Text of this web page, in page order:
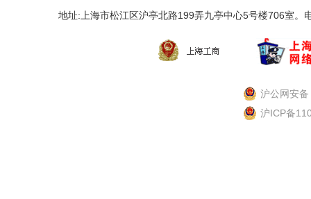
地址:上海市松江区沪亭北路199弄九亭中心5号楼706室
沪公网安
沪ICP备